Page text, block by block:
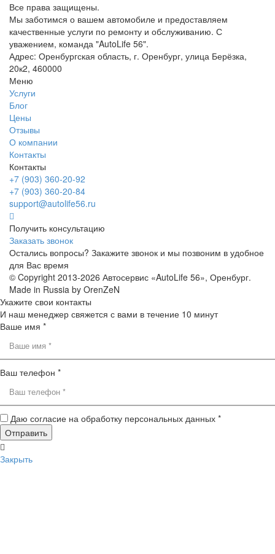
Все права защищены.
Мы заботимся о вашем автомобиле и предоставляем
качественные услуги по ремонту и обслуживанию. С
уважением, команда "AutoLife 56".
Адрес: Оренбургская область, г. Оренбург, улица Берёзка,
20к2, 460000
Меню
Услуги
Блог
Цены
Отзывы
О компании
Контакты
Контакты
+7 (903) 360-20-92
+7 (903) 360-20-84
support@autolife56.ru
Получить консультацию
Заказать звонок
Остались вопросы? Закажите звонок и мы позвоним в удобное
для Вас время
© Copyright 2013-2026 Автосервис «AutoLife 56», Оренбург.
Made in Russia by OrenZeN
Укажите свои контакты
И наш менеджер свяжется с вами в течение 10 минут
Ваше имя *
Ваш телефон *
Даю согласие на обработку персональных данных *
Закрыть